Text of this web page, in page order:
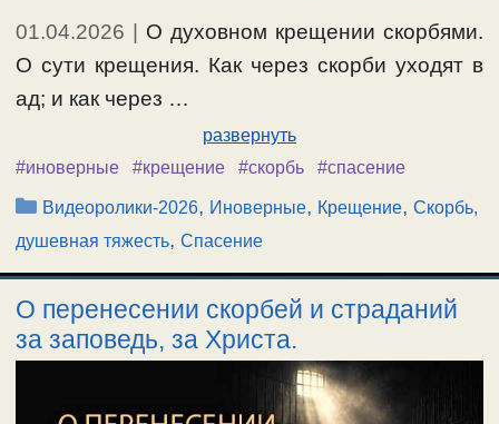
01.04.2026 | О духовном крещении скорбями.
О сути крещения. Как через скорби уходят в
ад; и как через …
развернуть
#иноверные
#крещение #скорбь #спасение
Рубрики
Видеоролики-2026, Иноверные, Крещение,Скорбь,
душевная тяжесть, Спасение
О перенесении скорбей и страданий
за заповедь, за Христа.